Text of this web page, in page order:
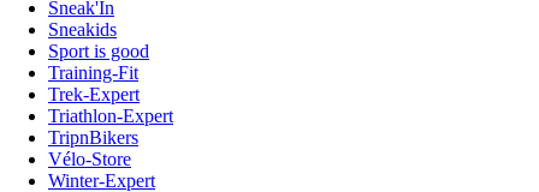
Sneak'In
Sneakids
Sport is good
Training-Fit
Trek-Expert
Triathlon-Expert
TripnBikers
Vélo-Store
Winter-Expert